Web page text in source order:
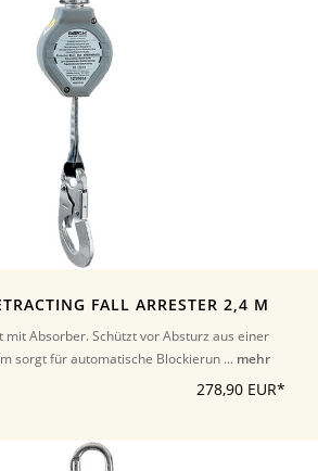
FALL ARRESTER 2,4 M
mit Absorber. Schützt vor Absturz aus einer
sorgt für automatische Blockierun ... mehr
278,90 EUR*